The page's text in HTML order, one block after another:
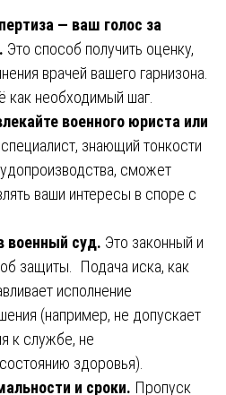
— ваш голос за
Это способ получить оценку,
врачей вашего гарнизона.
как необходимый шаг.
военного юриста или
знающий тонкости
сможет
ваши интересы в споре с
военный суд. Это законный и
защиты. Подача иска, как
исполнение
(например, не допускает
к службе, не
здоровья).
и сроки. Пропуск